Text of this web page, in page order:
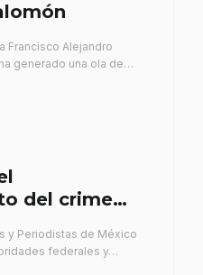
Francisco Alejandro
generado una ola de…
del crimen
y Periodistas de México
federales y…